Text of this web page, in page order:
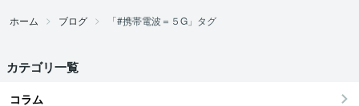
ホーム ブログ 「#携帯電波＝５G」タグ
カテゴリ一覧
コラム